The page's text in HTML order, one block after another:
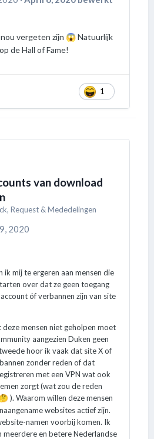
vergeten zijn 😱Natuurlijk
de Hall of Fame!
1
van download
Request & Mededelingen
2020
ik mij te ergeren aan mensen die
over dat ze geen toegang
óf verbannen zijn van site
mensen niet geholpen moet
aangezien Duken geen
hoor ik vaak dat site X of
zonder reden of dat
met een VPN wat ook
zorgt (wat zou de reden
🤔 ). Waarom willen deze mensen
websites actief zijn.
namen voorbij komen. Ik
meerdere en betere Nederlandse